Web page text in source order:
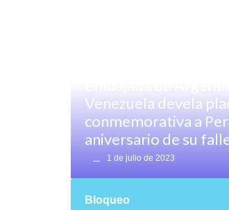
Venezuela devela
conmemorativa a
aniversario de su
1 de julio de 2023
Bloqueo